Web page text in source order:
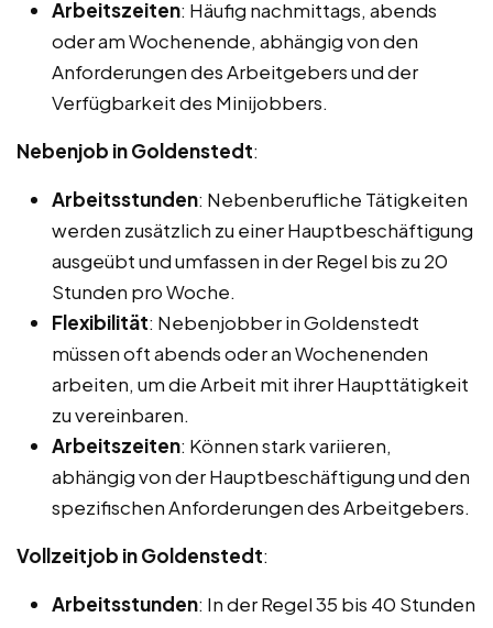
Arbeitszeiten: Häufig nachmittags, abends
oder am Wochenende, abhängig von den
Anforderungen des Arbeitgebers und der
Verfügbarkeit des Minijobbers.
Nebenjob in Goldenstedt:
Arbeitsstunden: Nebenberufliche Tätigkeiten
werden zusätzlich zu einer Hauptbeschäftigung
ausgeübt und umfassen in der Regel bis zu 20
Stunden pro Woche.
Flexibilität: Nebenjobber in Goldenstedt
müssen oft abends oder an Wochenenden
arbeiten, um die Arbeit mit ihrer Haupttätigkeit
zu vereinbaren.
Arbeitszeiten: Können stark variieren,
abhängig von der Hauptbeschäftigung und den
spezifischen Anforderungen des Arbeitgebers.
Vollzeitjob in Goldenstedt:
Arbeitsstunden: In der Regel 35 bis 40 Stunden